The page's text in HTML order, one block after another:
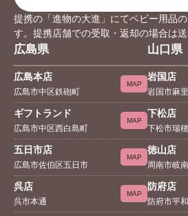
提携の「進物の大進」にてベビー用品
す。提携店舗での受取・返却の場合は送
広島県
広島本店
広島市中区鉄砲町
MAP
ギフトランド
広島市中区西白島町
MAP
五日市店
広島市佐伯区五日市
MAP
呉店
呉市本通
MAP
山口県
岩国店
岩国市麻
下松店
下松市瑞
徳山店
周南市岐
防府店
防府市平